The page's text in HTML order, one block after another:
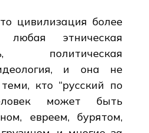
цивилизация более
этническая
политическая
и она не
кто “русский по
может быть
евреем, бурятом,